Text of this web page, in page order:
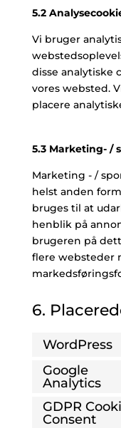
5.2
Vi bruger
disse analytiske
vores websted.
placere
5.3 Marketing- /
Marketing - /
helst anden
bruges til at
henblik på
brugeren på
flere websteder
6.
WordPress
Google
Analytics
GDPR
Consent